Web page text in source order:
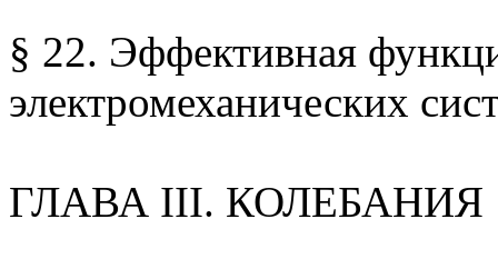
§ 22. Эффективная
электромеханических
ГЛАВА III. КОЛЕБАНИЯ